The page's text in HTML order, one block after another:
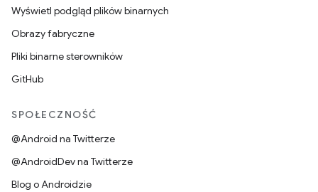
Wyświetl podgląd plików binarnych
Obrazy fabryczne
Pliki binarne sterowników
GitHub
SPOŁECZNOŚĆ
@Android na Twitterze
@AndroidDev na Twitterze
Blog o Androidzie